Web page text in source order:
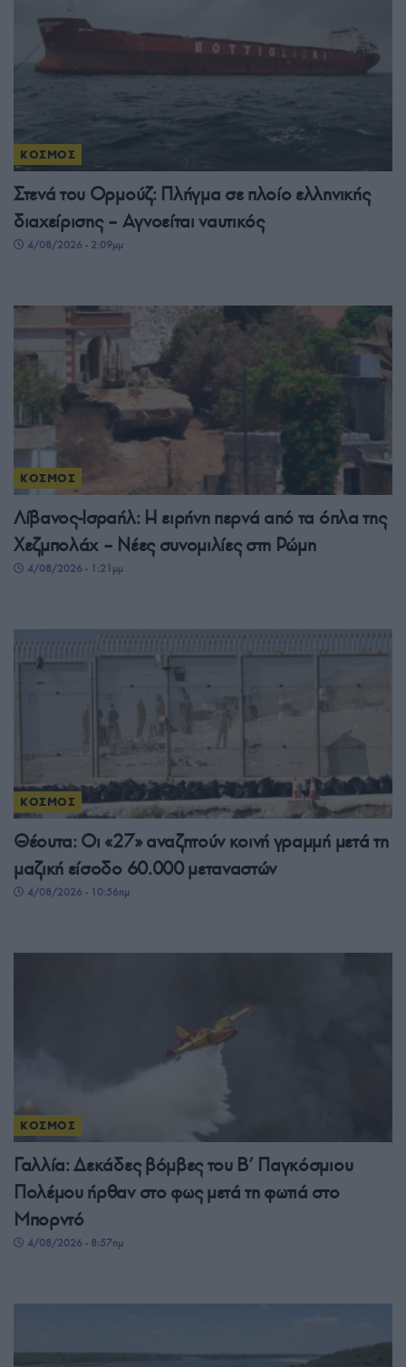
ΚΟΣΜΟΣ
Στενά του Ορμούζ: Πλήγμα σε πλοίο ελληνικής
διαχείρισης – Αγνοείται ναυτικός
4/08/2026 - 2:09μμ
ΚΟΣΜΟΣ
Λίβανος-Ισραήλ: Η ειρήνη περνά από τα όπλα της
Χεζμπολάχ – Νέες συνομιλίες στη Ρώμη
4/08/2026 - 1:21μμ
ΚΟΣΜΟΣ
Θέουτα: Οι «27» αναζητούν κοινή γραμμή μετά τη
μαζική είσοδο 60.000 μεταναστών
4/08/2026 - 10:56πμ
ΚΟΣΜΟΣ
Γαλλία: Δεκάδες βόμβες του Β’ Παγκόσμιου
Πολέμου ήρθαν στο φως μετά τη φωτιά στο
Μπορντό
4/08/2026 - 8:57πμ